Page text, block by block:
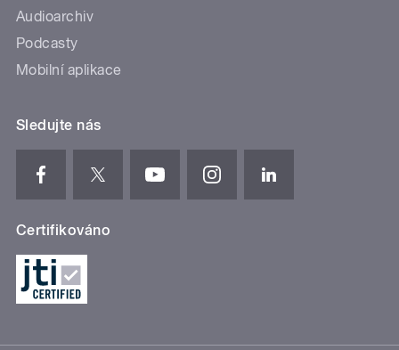
Audioarchiv
Podcasty
Mobilní aplikace
Sledujte nás
Certifikováno